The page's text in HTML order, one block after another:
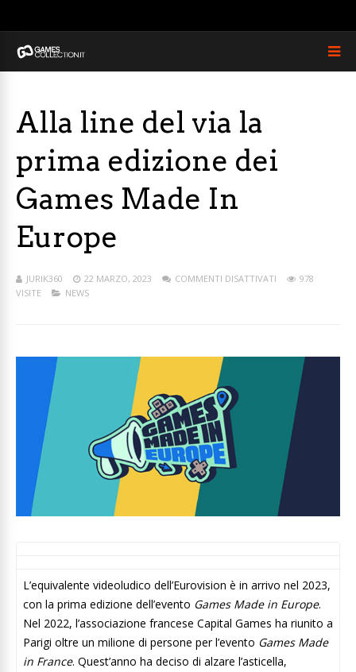
Alla line del via la
prima edizione dei
Games Made In
Europe
JURIK360 22 MARZO, 2023 COMMENTI DISATTIVATI
978
VISITE
NEWS
L’equivalente videoludico dell’Eurovision è in arrivo nel 2023,
con la prima edizione dell’evento Games Made in Europe.
Nel 2022, l’associazione francese Capital Games ha riunito a
Parigi oltre un milione di persone per l’evento Games Made
in France. Quest’anno ha deciso di alzare l’asticella,